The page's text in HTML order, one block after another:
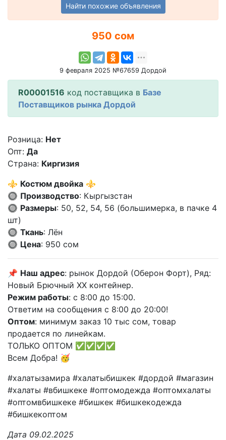
Найти похожие объявления
950 сом
9 февраля 2025 №67659 Дордой
R00001516 код поставщика в Базе
Поставщиков рынка Дордой
Розница: Нет
Опт: Да
Страна: Киргизия
⚜️ Костюм двойка ⚜️
🔘 Производство: Кыргызстан
🔘 Размеры: 50, 52, 54, 56 (большимерка, в пачке 4
шт)
🔘 Ткань: Лён
🔘 Цена: 950 сом
📌 Наш адрес: рынок Дордой (Оберон Форт), Ряд:
Новый Брючный XX контейнер.
Режим работы: с 8:00 до 15:00.
Ответим на сообщения с 8:00 до 20:00!
Оптом: минимум заказ 10 тыс сом, товар
продается по линейкам.
ТОЛЬКО ОПТОМ ✅✅✅✅
Всем Добра! 🥳
#халатызамира #халатыбишкек #дордой #магазин
#халаты #вбишкеке #оптомодежда #оптомхалаты
#оптомвбишкеке #бишкек #бишкекодежда
#бишкекоптом
Дата 09.02.2025